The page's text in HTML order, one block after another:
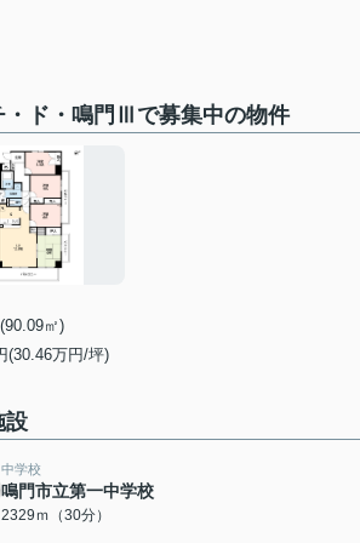
・ド・鳴門Ⅲで募集中の物件
㎡)
(30.46万円/坪)
設
中学校
鳴門市立第一中学校
2329ｍ（30分）